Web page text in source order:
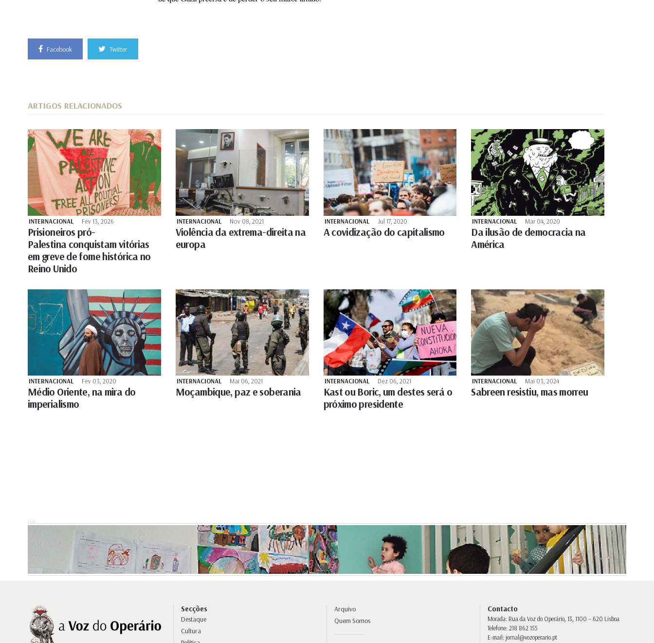
Facebook Twitter
ARTIGOS RELACIONADOS
INTERNACIONAL Fev 13, 2026
Prisioneiros pró-
Palestina conquistam vitórias
em greve de fome histórica no
Reino Unido
INTERNACIONAL Nov 08, 2021
Violência da extrema-direita na
europa
INTERNACIONAL Jul 17, 2020
A covidização do capitalismo
INTERNACIONAL Mar 04, 2020
Da ilusão de democracia na
América
INTERNACIONAL Fev 03, 2020
Médio Oriente, na mira do
imperialismo
INTERNACIONAL Mai 06, 2021
Moçambique, paz e soberania
INTERNACIONAL Dez 06, 2021
Kast ou Boric, um destes será o
próximo presidente
INTERNACIONAL Mai 03, 2024
Sabreen resistiu, mas morreu
Pub.
Secções
Destaque
Cultura
Arquivo
Quem Somos
Contacto
Morada: Rua da Voz do Operário, 13, 1100 – 620 Lisboa
Telefone: 218 862 155
E-mail: jornal@vozoperario.pt